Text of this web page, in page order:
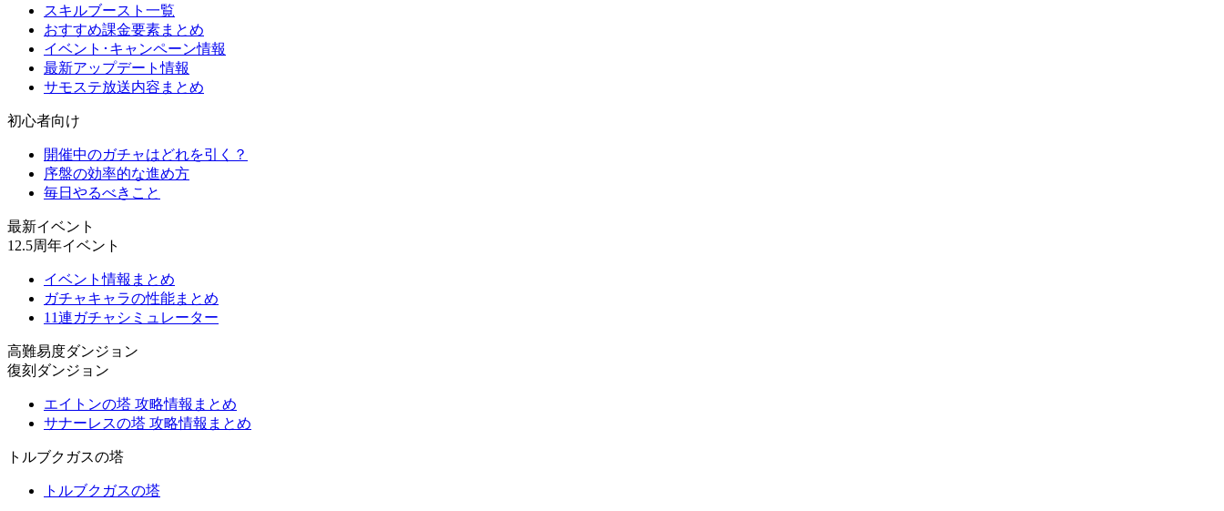
スキルブースト一覧
おすすめ課金要素まとめ
イベント･キャンペーン情報
最新アップデート情報
サモステ放送内容まとめ
初心者向け
開催中のガチャはどれを引く？
序盤の効率的な進め方
毎日やるべきこと
最新イベント
12.5周年イベント
イベント情報まとめ
ガチャキャラの性能まとめ
11連ガチャシミュレーター
高難易度ダンジョン
復刻ダンジョン
エイトンの塔 攻略情報まとめ
サナーレスの塔 攻略情報まとめ
トルブクガスの塔
トルブクガスの塔